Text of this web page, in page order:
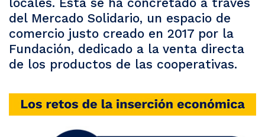
del Mercado Solidario, un espacio de
comercio justo creado en 2017 por la
Fundación, dedicado a la venta directa
de los productos de las cooperativas.